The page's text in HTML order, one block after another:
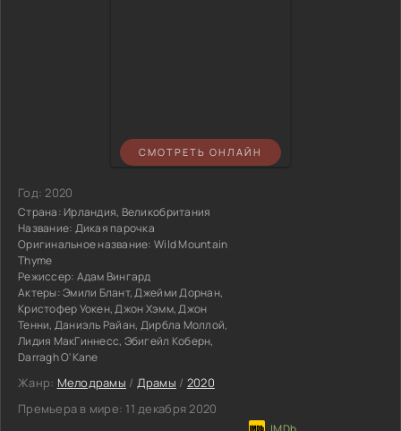
СМОТРЕТЬ ОНЛАЙН
Год:2020
Страна: Ирландия, Великобритания
Название: Дикая парочка
Оригинальное название: Wild Mountain
Thyme
Режиссер: Адам Вингард
Актеры:Эмили Блант, Джейми Дорнан,
Кристофер Уокен, Джон Хэмм, Джон
Тенни, Даниэль Райан, Дирбла Моллой,
Лидия МакГиннесс, Эбигейл Коберн,
Darragh O'Kane
Жанр: Мелодрамы / Драмы / 2020
Премьера в мире: 11 декабря 2020